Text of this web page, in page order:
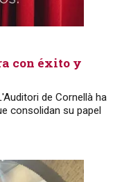
con éxito y
de Cornellà ha
consolidan su papel